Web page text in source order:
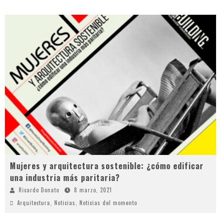
Mujeres y arquitectura sostenible: ¿cómo edificar
una industria más paritaria?
Ricardo Donato
8 marzo, 2021
Arquitectura
Noticias Noticias del momento